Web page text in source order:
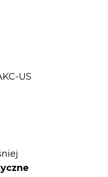
US